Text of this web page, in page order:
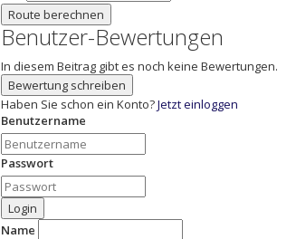
Route berechnen
Benutzer-Bewertungen
In diesem Beitrag gibt es noch keine Bewertungen.
Bewertung schreiben
Haben Sie schon ein Konto?Jetzt einloggen
Benutzername
Passwort
Login
Name